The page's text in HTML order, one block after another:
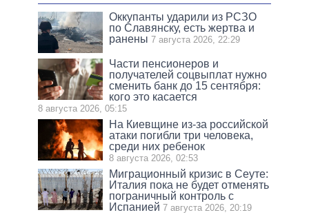
Оккупанты ударили из РСЗО
по Славянску, есть жертва и
ранены 7 августа 2026, 22:29
Части пенсионеров и
получателей соцвыплат нужно
сменить банк до 15 сентября:
кого это касается
8 августа 2026, 05:15
На Киевщине из-за российской
атаки погибли три человека,
среди них ребенок
8 августа 2026, 02:53
Миграционный кризис в Сеуте:
Италия пока не будет отменять
пограничный контроль с
Испанией 7 августа 2026, 20:19